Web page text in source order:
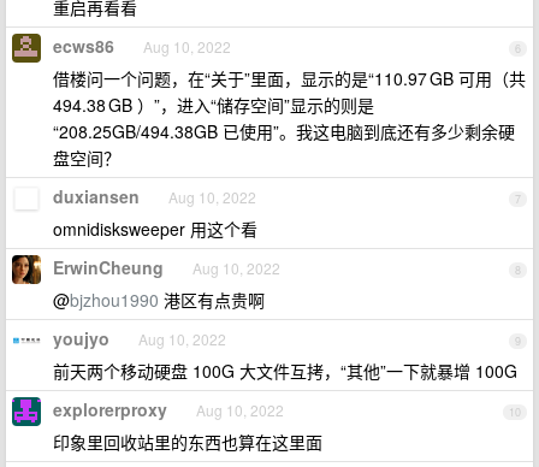
重启再看看
6
ecws86 Aug 10, 2022
借楼问一个问题，在“关于”里面，显示的是“110.97 GB 可用（共
494.38 GB ）”，进入“储存空间”显示的则是
“208.25GB/494.38GB 已使用”。我这电脑到底还有多少剩余硬
盘空间？
7
duxiansen Aug 10, 2022
omnidisksweeper 用这个看
8
ErwinCheung Aug 10, 2022
@bjzhou1990 港区有点贵啊
9
youjyo Aug 10, 2022
前天两个移动硬盘 100G 大文件互拷，“其他”一下就暴增 100G
10
explorerproxy Aug 10, 2022
印象里回收站里的东西也算在这里面